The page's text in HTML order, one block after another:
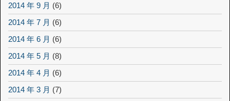
2014 年 9 月 (6)
2014 年 7 月 (6)
2014 年 6 月 (6)
2014 年 5 月 (8)
2014 年 4 月 (6)
2014 年 3 月 (7)